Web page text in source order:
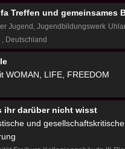
Treffen und gemeinsames
Jugend, Jugendbildungswerk
Deutschland
WOMAN, LIFE, FREEDOM
ihr darüber nicht wisst
und gesellschaftskritische